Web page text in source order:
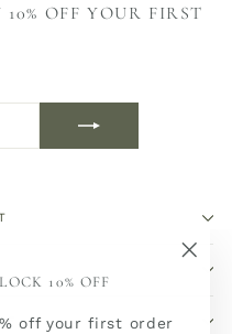
10% OFF
off your first order
OFF YOUR FIRST